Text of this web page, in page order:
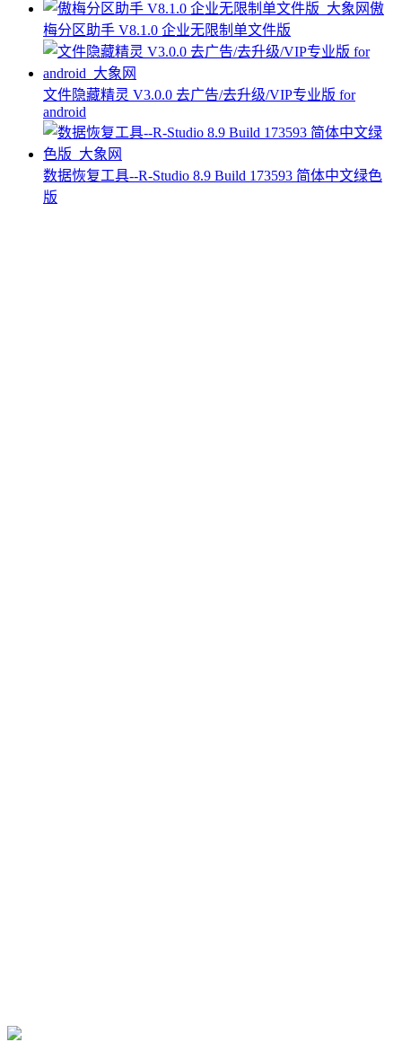
傲
梅分区助手 V8.1.0 企业无限制单文件版
文件隐藏精灵 V3.0.0 去广告/去升级/VIP专业版 for
android
数据恢复工具--R-Studio 8.9 Build 173593 简体中文绿色
版